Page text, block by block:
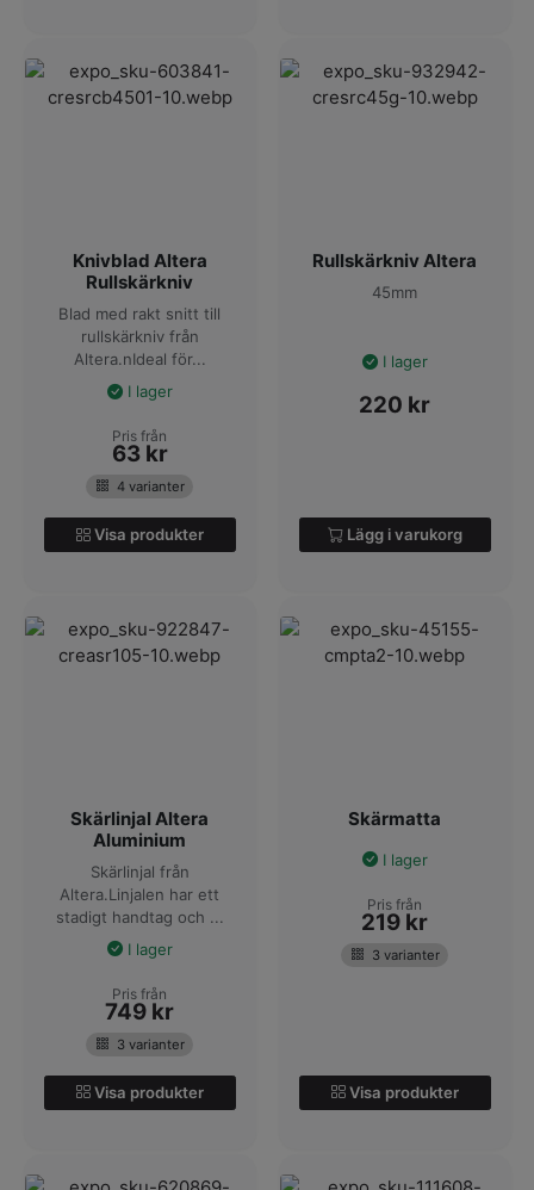
Knivblad Altera
Rullskärkniv
Blad med rakt snitt till
rullskärkniv från
Altera.nIdeal för...
I lager
Pris från
63 kr
4 varianter
Visa produkter
Rullskärkniv Altera
45mm
I lager
220 kr
Lägg i varukorg
Skärlinjal Altera
Aluminium
Skärlinjal från
Altera.Linjalen har ett
stadigt handtag och ...
I lager
Pris från
749 kr
3 varianter
Visa produkter
Skärmatta
I lager
Pris från
219 kr
3 varianter
Visa produkter